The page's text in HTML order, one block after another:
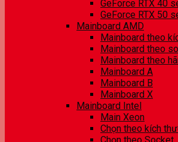
GeForce RTX 40
GeForce RTX 50
Mainboard AMD
Mainboard theo
Mainboard theo
Mainboard theo
Mainboard A
Mainboard B
Mainboard X
Mainboard Intel
Main Xeon
Chọn theo kích